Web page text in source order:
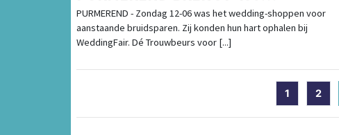
BEZOEKERS NAAR DE MARKTHAL
PURMEREND - Zondag 12-06 was het wedding-shoppen voor
aanstaande bruidsparen. Zij konden hun hart ophalen bij
WeddingFair. Dé Trouwbeurs voor [...]
1 2